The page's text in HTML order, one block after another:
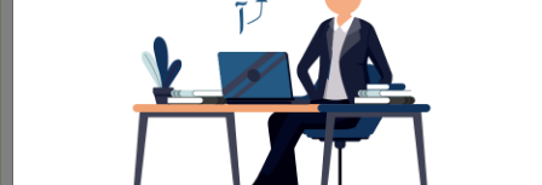
اصطلاحات تخصصی انگلیسی مهندسی هوافضا حرف